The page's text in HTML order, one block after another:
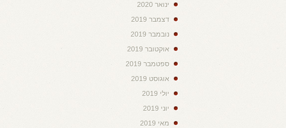
ינואר 2020
דצמבר 2019
נובמבר 2019
אוקטובר 2019
ספטמבר 2019
אוגוסט 2019
יולי 2019
יוני 2019
מאי 2019